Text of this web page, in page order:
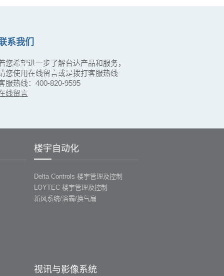
系我们
您希望进一步了解台达产品和服务，
您使用在线留言或是拨打客服热线
服热线：400-820-9595
线留言
楼宇自动化
Delta Controls 楼宇管理及控制
LOYTEC 楼宇管理及控制
新风系统/浴霸/换气扇
视讯与影像系统